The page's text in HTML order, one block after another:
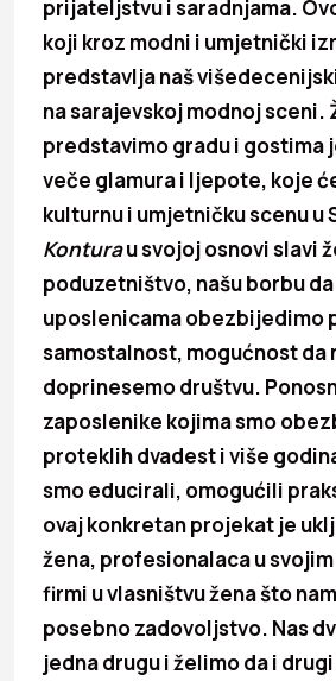
prijateljstvu i saradnjama.
koji kroz modni i umjetnički
predstavlja naš
na sarajevskoj modnoj sceni.
predstavimo gradu i gostima
veče glamura i ljepote, koje
kulturnu i umjetničku scenu u
Konturau svojoj osnovi slavi
poduzetništvo, našu borbu
uposlenicama obezbijedimo
samostalnost, mogućnost da
doprinesemo društvu.
zaposlenike kojima smo
proteklih dvadest i više
smo educirali, omogućili
ovaj konkretan projekat je
žena, profesionalaca u
firmi u vlasništvu žena što
posebno zadovoljstvo. Nas
jedna drugu i želimo da i